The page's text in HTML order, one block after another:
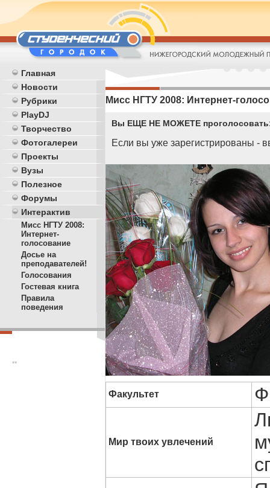
Главная
Новости
Рубрики
PlayDJ
Творчество
Фотогалереи
Проекты
Вузы
Полезное
Форумы
Интерактив
Мисс НГТУ 2008:
Интернет-
голосование
Досье на
преподавателей!
Голосования
Гостевая книга
Правила
поведения
**
Мисс НГТУ 2008: Интернет-
Вы ЕЩЕ НЕ МОЖЕТЕ
Если вы уже зарегистрированы -
Факультет
Мир твоих увлечений